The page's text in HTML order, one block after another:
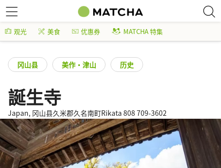
观光 美食 优惠券 MATCHA 特集
冈山县 美作・津山 历史
誕生寺
Japan, 冈山县久米郡久名南町Rikata 808 709-3602